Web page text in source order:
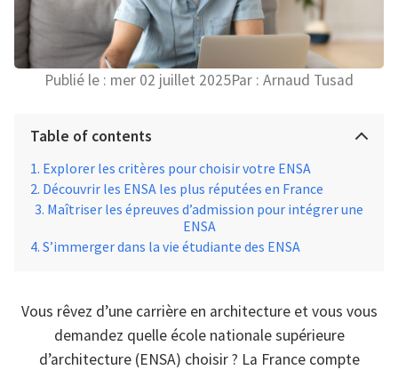
Publié le : mer 02 juillet 2025Par : Arnaud Tusad
Table of contents
Explorer les critères pour choisir votre ENSA
Découvrir les ENSA les plus réputées en France
Maîtriser les épreuves d’admission pour intégrer une
ENSA
S’immerger dans la vie étudiante des ENSA
Vous rêvez d’une carrière en architecture et vous vous
demandez quelle école nationale supérieure
d’architecture (ENSA) choisir ? La France compte